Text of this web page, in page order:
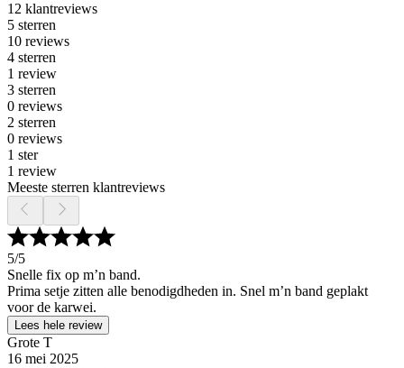
12 klantreviews
5 sterren
10 reviews
4 sterren
1 review
3 sterren
0 reviews
2 sterren
0 reviews
1 ster
1 review
Meeste sterren klantreviews
5/5
Snelle fix op m’n band.
Prima setje zitten alle benodigdheden in. Snel m’n band geplakt
voor de karwei.
Lees hele review
Grote T
16 mei 2025